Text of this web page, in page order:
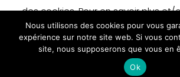
des cookies. Pour en savoir plus et/
préférences en matière de cookies,
à notre politique sur les cookies.
En savoir plus
Nous utilisons des cookies pour vous
expérience sur notre site web. Si vous
site, nous supposerons que vous en
Ok